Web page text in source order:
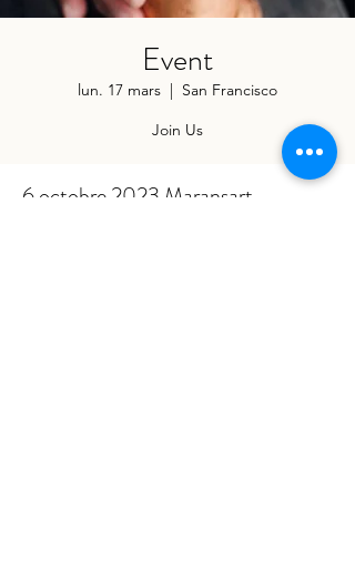
Event
lun. 17 mars
  |
San Francisco
Join Us
6 octobre 2023 Maransart